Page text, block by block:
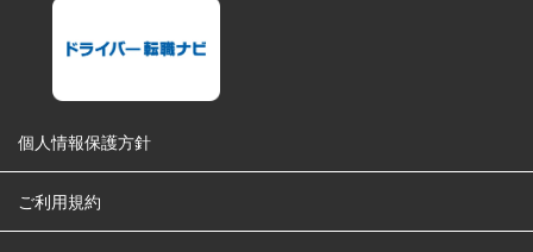
個人情報保護方針
ご利用規約